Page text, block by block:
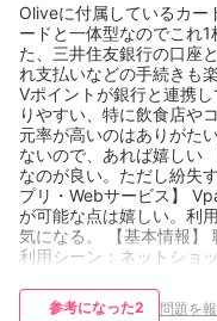
Oliveに付属しているカー
ードと一体型なのでこれ
た、三井住友銀行の口座
れ支払いなどの手続きも
Vポイントが銀行と連携
りやすい、特に飲食店や
元率が高いのはありがた
ないので、あれば嬉しい
なのが良い。ただし紛失
プリ・Webサービス】
が可能な点は嬉しい。利
気になる。 【基本情報】
利用シーン：ネットショ
無料・安い 保有カード枚
参考になった2 問題を